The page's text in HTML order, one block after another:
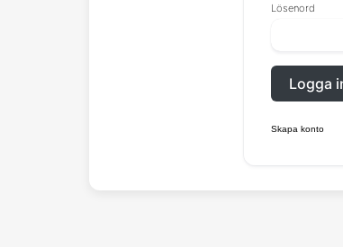
Lösenord
Logga
Skapa konto